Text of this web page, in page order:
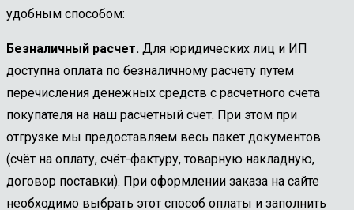
удобным способом:
Безналичный расчет. Для юридических лиц и ИП
доступна оплата по безналичному расчету путем
перечисления денежных средств с расчетного счета
покупателя на наш расчетный счет. При этом при
отгрузке мы предоставляем весь пакет документов
(счёт на оплату, счёт-фактуру, товарную накладную,
договор поставки). При оформлении заказа на сайте
необходимо выбрать этот способ оплаты и заполнить